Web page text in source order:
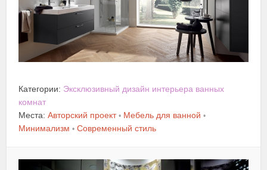
Категории: Эксклюзивный дизайн интерьера ванных
комнат
Места:Авторский проект • Мебель для ванной •
Минимализм • Современный стиль